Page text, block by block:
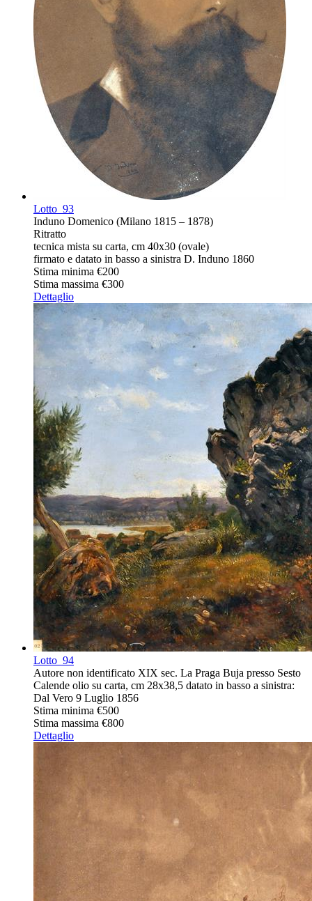
Lotto 93
Induno Domenico (Milano 1815 – 1878)
Ritratto
tecnica mista su carta, cm 40x30 (ovale)
firmato e datato in basso a sinistra D. Induno 1860
Stima minima €200
Stima massima €300
Dettaglio
Lotto 94
Autore non identificato XIX sec. La Praga Buja presso Sesto
Calende olio su carta, cm 28x38,5 datato in basso a sinistra:
Dal Vero 9 Luglio 1856
Stima minima €500
Stima massima €800
Dettaglio